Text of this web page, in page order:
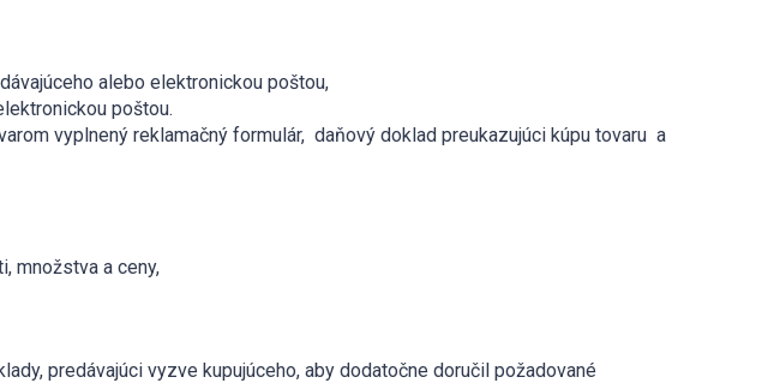
alebo elektronickou poštou,
poštou.
vyplnený reklamačný formulár, daňový doklad preukazujúci kúpu tovaru a
množstva a ceny,
predávajúci vyzve kupujúceho, aby dodatočne doručil požadované